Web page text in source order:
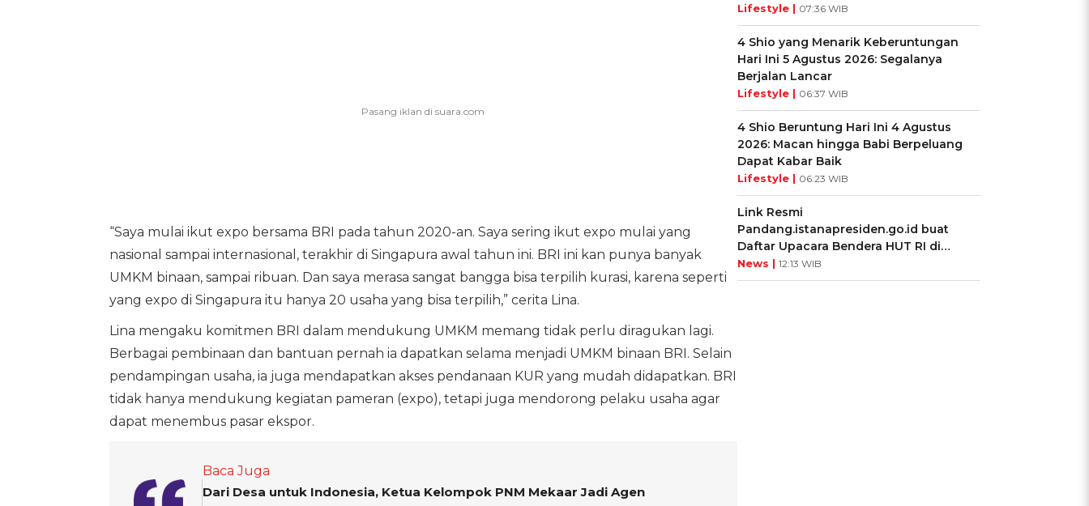
“Saya mulai ikut expo bersama BRI pada tahun 2020-an. Saya sering ikut expo mulai yang
nasional sampai internasional, terakhir di Singapura awal tahun ini. BRI ini kan punya banyak
UMKM binaan, sampai ribuan. Dan saya merasa sangat bangga bisa terpilih kurasi, karena seperti
yang expo di Singapura itu hanya 20 usaha yang bisa terpilih,” cerita Lina.
Lina mengaku komitmen BRI dalam mendukung UMKM memang tidak perlu diragukan lagi.
Berbagai pembinaan dan bantuan pernah ia dapatkan selama menjadi UMKM binaan BRI. Selain
pendampingan usaha, ia juga mendapatkan akses pendanaan KUR yang mudah didapatkan. BRI
tidak hanya mendukung kegiatan pameran (expo), tetapi juga mendorong pelaku usaha agar
dapat menembus pasar ekspor.
Baca Juga
Dari Desa untuk Indonesia, Ketua Kelompok PNM Mekaar Jadi Agen
Lifestyle | 07:36 WIB
4 Shio yang Menarik Keberuntungan
Hari Ini 5 Agustus 2026: Segalanya
Berjalan Lancar
Lifestyle | 06:37 WIB
4 Shio Beruntung Hari Ini 4 Agustus
2026: Macan hingga Babi Berpeluang
Dapat Kabar Baik
Lifestyle | 06:23 WIB
Link Resmi
Pandang.istanapresiden.go.id buat
Daftar Upacara Bendera HUT RI di
Istana Negara
News | 12:13 WIB